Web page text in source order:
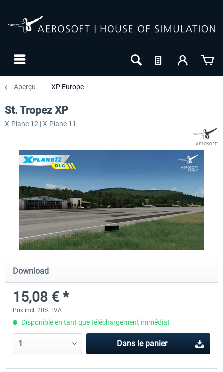
Aperçu XP Europe
Airport Berlin Brandenburg V2 XP
30,20 € *
Airport Zurich V2.0 XP
St. Tropez XP
X-Plane 12 | X-Plane 11
Download
15,08 € *
Prix incl. 20% TVA
Disponible en tant que téléchargement immédiat
Dans le panier